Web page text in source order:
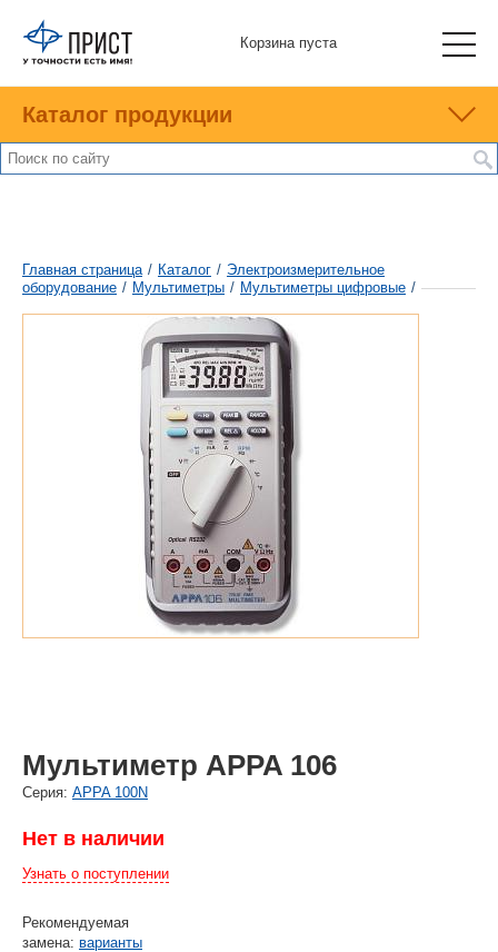
Корзина пуста
Каталог продукции
Главная страница / Каталог / Электроизмерительное
оборудование / Мультиметры / Мультиметры цифровые /
Мультиметр APPA 106
Cерия: APPA 100N
Нет в наличии
Узнать о поступлении
Рекомендуемая
замена: варианты